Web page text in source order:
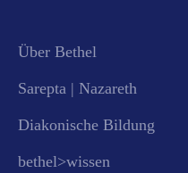
Über Bethel
Sarepta | Nazareth
Diakonische Bildung
bethel>wissen